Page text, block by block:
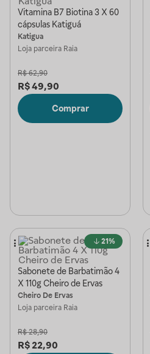
Vitamina B7 Biotina 3 X 60
cápsulas Katiguá
Katigua
Loja parceira Raia
R$ 62,90
R$49,90
Comprar
21%
Sabonete de Barbatimão 4
X 110g Cheiro de Ervas
Cheiro De Ervas
Loja parceira Raia
R$ 28,90
R$ 22,90